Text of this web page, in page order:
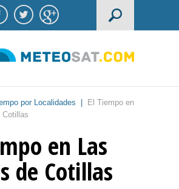
por Localidades
El Tiempo en
Cotillas
en Las
de Cotillas